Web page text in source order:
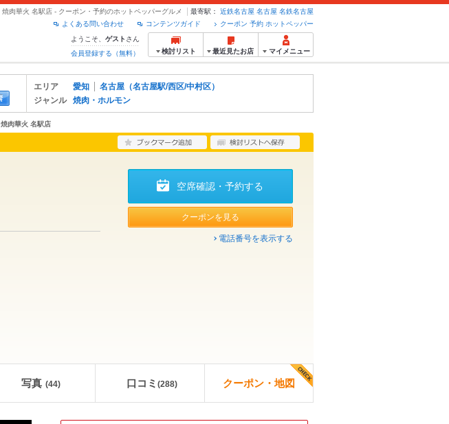
焼肉華火 名駅店 - クーポン・予約のホットペッパーグルメ 最寄駅： 近鉄名古屋 名古屋 名鉄名古屋
クーポン 予約 ホットペッパー
コンテンツガイド
よくある問い合わせ
ようこそ、 ゲスト さん
会員登録する（無料）
検討リスト 最近見たお店 マイメニュー
エリア 愛知
名古屋（名古屋駅/西区/中村区）
ジャンル
焼肉・ホルモン
焼肉華火 名駅店
空席確認・予約する
クーポンを見る
電話番号を表示する
写真 (44) 口コミ (288) クーポン・地図